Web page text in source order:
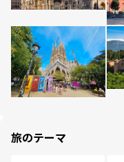
旅のテーマ